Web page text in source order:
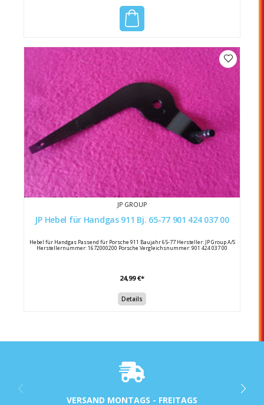
JP GROUP
JP Hebel für Handgas 911 Bj. 65-77 901 424 037 00
Hebel für Handgas Passend für Porsche 911 Baujahr 65-77 Hersteller: JP Group A/S
Herstellernummer: 1672000200 Porsche Vergleichsnummer: 901 424 037 00
24,99 €*
Details
VERSAND MONTAGS - FREITAGS